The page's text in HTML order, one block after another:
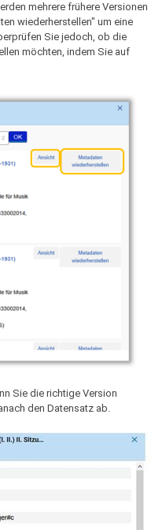
mehrere frühere Versionen
wiederherstellen" um eine
Sie jedoch, ob die
möchten, indem Sie auf
Sie die richtige Version
den Datensatz ab.